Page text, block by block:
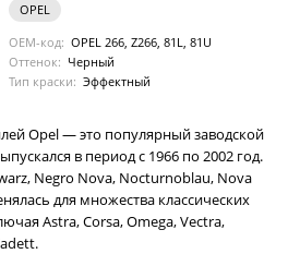
OPEL
OEM-код: OPEL 266, Z266, 81L, 81U
Оттенок: Черный
Тип краски: Эффектный
Opel — это популярный заводской
в период с 1966 по 2002 год.
Negro Nova, Nocturnoblau, Nova
для множества классических
Astra, Corsa, Omega, Vectra,